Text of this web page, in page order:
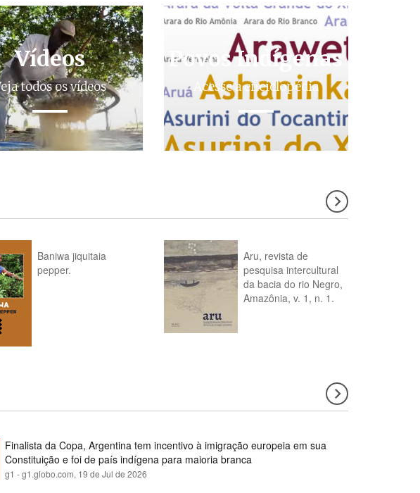
Vídeos
todos os vídeos
Povos Indígenas
Acesse a enciclopédia
Baniwa jiquitaia
pepper.
Aru, revista de
pesquisa intercultural
da bacia do rio Negro,
Amazônia, v. 1, n. 1.
Finalista da Copa, Argentina tem incentivo à imigração europeia em sua
Constituição e foi de país indígena para maioria branca
g1 - g1.globo.com, 19 de Jul de 2026